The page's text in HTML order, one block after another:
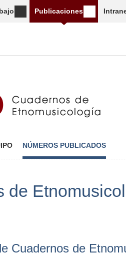
Publicaciones
NÚMEROS PUBLICADOS
de
Cuadernos de